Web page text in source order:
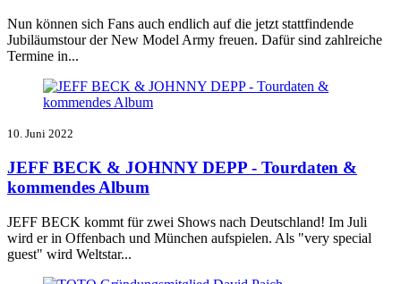
Nun können sich Fans auch endlich auf die jetzt stattfindende
Jubiläumstour der New Model Army freuen. Dafür sind zahlreiche
Termine in...
10. Juni 2022
JEFF BECK & JOHNNY DEPP - Tourdaten &
kommendes Album
JEFF BECK kommt für zwei Shows nach Deutschland! Im Juli
wird er in Offenbach und München aufspielen. Als "very special
guest" wird Weltstar...